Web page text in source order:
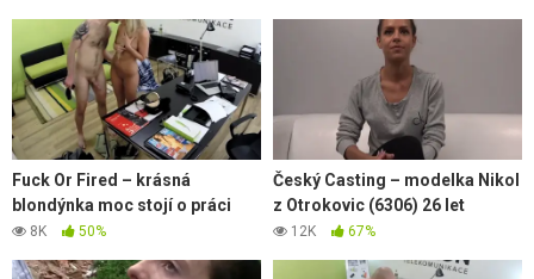
Fuck Or Fired – krásná
blondýnka moc stojí o práci
8K 50%
Český Casting – modelka Nikol
z Otrokovic (6306) 26 let
12K 67%